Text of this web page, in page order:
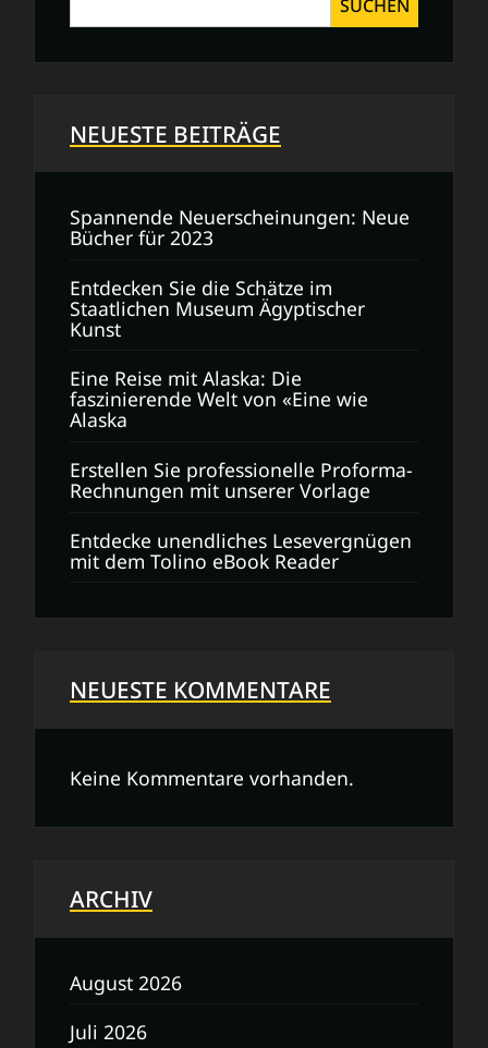
SUCHEN
NEUESTE BEITRÄGE
Spannende Neuerscheinungen: Neue
Bücher für 2023
Entdecken Sie die Schätze im
Staatlichen Museum Ägyptischer
Kunst
Eine Reise mit Alaska: Die
faszinierende Welt von «Eine wie
Alaska
Erstellen Sie professionelle Proforma-
Rechnungen mit unserer Vorlage
Entdecke unendliches Lesevergnügen
mit dem Tolino eBook Reader
NEUESTE KOMMENTARE
Keine Kommentare vorhanden.
ARCHIV
August 2026
Juli 2026